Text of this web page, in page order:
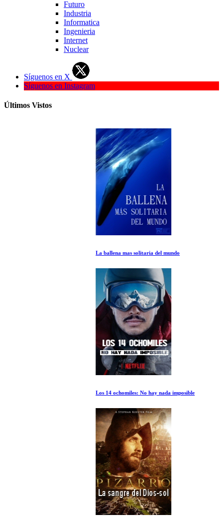
Futuro
Industria
Informatica
Ingenieria
Internet
Nuclear
Síguenos en X
Síguenos en Instagram
Últimos Vistos
La ballena mas solitaria del mundo
Los 14 ochomiles: No hay nada imposible